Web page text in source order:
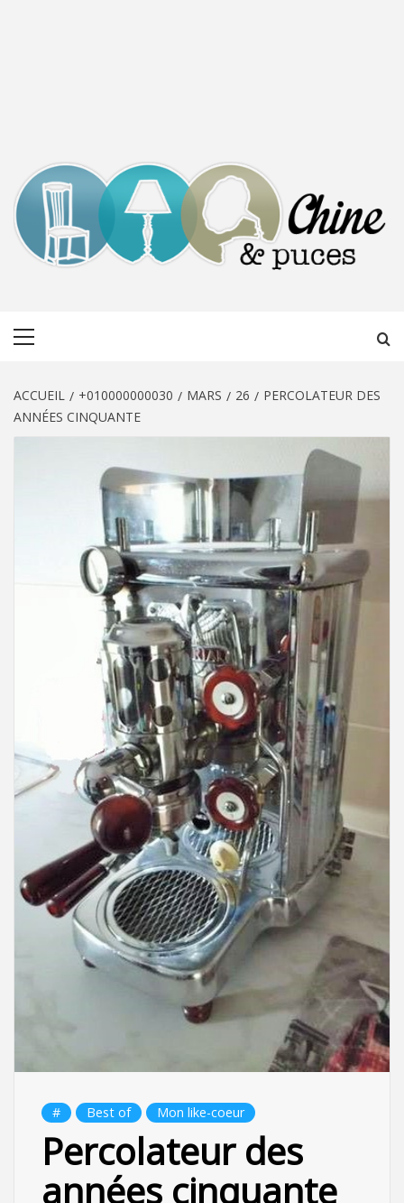
ACCUEIL +010000000030 MARS 26
PERCOLATEUR DES
ANNÉES CINQUANTE
# Best of Mon like-coeur
Percolateur des
années cinquante